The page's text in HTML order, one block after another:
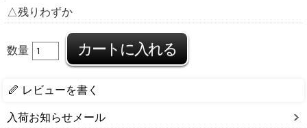
△残りわずか
数量
レビューを書く
入荷お知らせメール